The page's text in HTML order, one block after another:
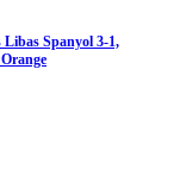
Spanyol 3-1,